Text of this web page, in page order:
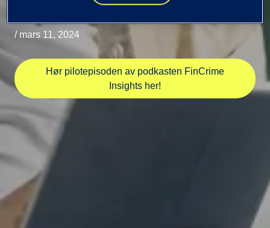
/ mars 11, 2024
Hør pilotepisoden av podkasten FinCrime
Insights her!